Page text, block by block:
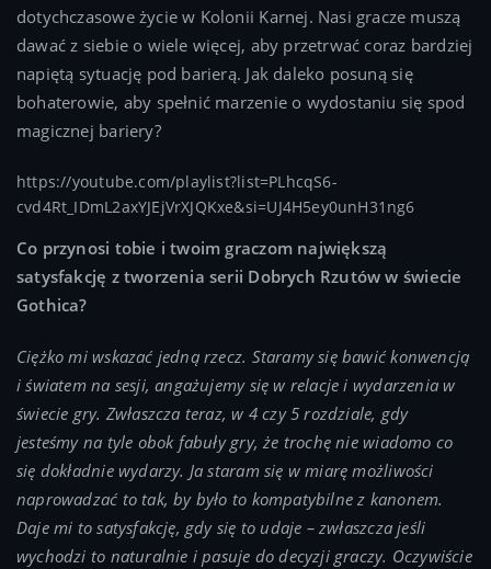
dotychczasowe życie w Kolonii Karnej. Nasi gracze muszą
dawać z siebie o wiele więcej, aby przetrwać coraz bardziej
napiętą sytuację pod barierą. Jak daleko posuną się
bohaterowie, aby spełnić marzenie o wydostaniu się spod
magicznej bariery?
https://youtube.com/playlist?list=PLhcqS6-
cvd4Rt_IDmL2axYJEjVrXJQKxe&si=UJ4H5ey0unH31ng6
Co przynosi tobie i twoim graczom największą
satysfakcję z tworzenia serii Dobrych Rzutów w świecie
Gothica?
Ciężko mi wskazać jedną rzecz. Staramy się bawić konwencją
i światem na sesji, angażujemy się w relacje i wydarzenia w
świecie gry. Zwłaszcza teraz, w 4 czy 5 rozdziale, gdy
jesteśmy na tyle obok fabuły gry, że trochę nie wiadomo co
się dokładnie wydarzy. Ja staram się w miarę możliwości
naprowadzać to tak, by było to kompatybilne z kanonem.
Daje mi to satysfakcję, gdy się to udaje – zwłaszcza jeśli
wychodzi to naturalnie i pasuje do decyzji graczy. Oczywiście